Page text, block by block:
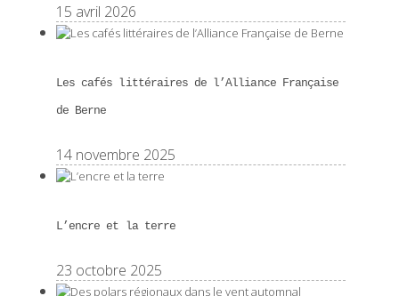
15 avril 2026
Les cafés littéraires de l’Alliance Française
de Berne
14 novembre 2025
L’encre et la terre
23 octobre 2025